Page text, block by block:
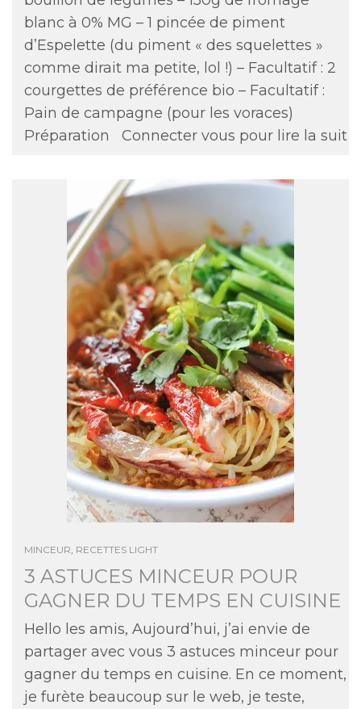
blanc à 0% MG – 1 pincée de piment
d’Espelette (du piment « des squelettes »
comme dirait ma petite, lol !) – Facultatif : 2
courgettes de préférence bio – Facultatif :
Pain de campagne (pour les voraces)
Préparation
Connecter vous pour lire la suit
MINCEUR RECETTES LIGHT
3 ASTUCES MINCEUR POUR
GAGNER DU TEMPS EN CUISINE
Hello les amis, Aujourd’hui, j’ai envie de
partager avec vous 3 astuces minceur pour
gagner du temps en cuisine. En ce moment,
je furète beaucoup sur le web, je teste,